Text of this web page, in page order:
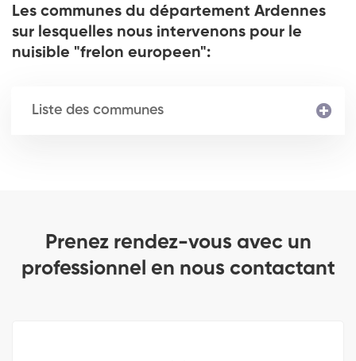
Les communes du département Ardennes
sur lesquelles nous intervenons pour le
nuisible "frelon europeen":
Liste des communes
Prenez rendez-vous avec un
professionnel en nous contactant